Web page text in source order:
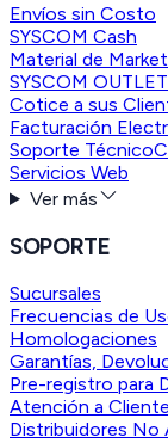
Envíos sin Costo
SYSCOM Cash
Material de
SYSCOM OUTLET
Cotice a sus
Facturación
Soporte Técnico
Servicios Web
Ver más
SOPORTE
Sucursales
Frecuencias de
Homologaciones
Garantías,
Pre-registro para
Atención a
Distribuidores No